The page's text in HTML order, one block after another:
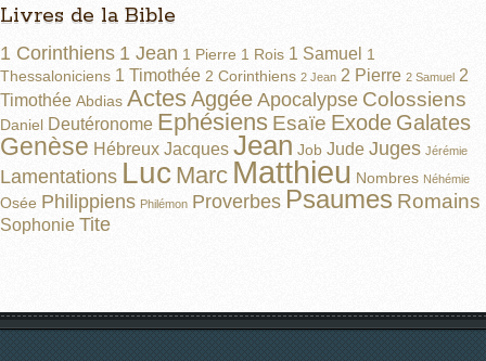
Livres de la Bible
1 Corinthiens 1 Jean 1 Pierre 1 Rois 1 Samuel 1
Thessaloniciens 1 Timothée 2 Corinthiens 2 Jean 2 Pierre 2 Samuel 2
Timothée Abdias ActesAggée Apocalypse Colossiens
Daniel Deutéronome Ephésiens Esaïe Exode Galates
Genèse Hébreux Jacques Jean Job Jude Juges Jérémie
Lamentations Luc Marc Matthieu Nombres Néhémie
Osée Philippiens Philémon Proverbes Psaumes Romains
Sophonie Tite